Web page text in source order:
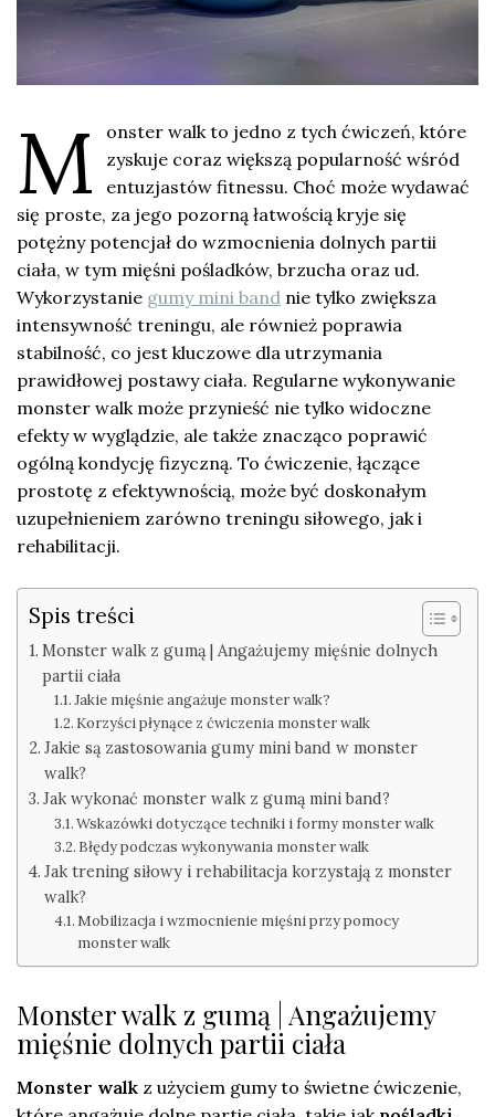
M
onster walk to jedno z tych ćwiczeń, które
zyskuje coraz większą popularność wśród
entuzjastów fitnessu. Choć może wydawać
się proste, za jego pozorną łatwością kryje się
potężny potencjał do wzmocnienia dolnych partii
ciała, w tym mięśni pośladków, brzucha oraz ud.
Wykorzystanie gumy mini band nie tylko zwiększa
intensywność treningu, ale również poprawia
stabilność, co jest kluczowe dla utrzymania
prawidłowej postawy ciała. Regularne wykonywanie
monster walk może przynieść nie tylko widoczne
efekty w wyglądzie, ale także znacząco poprawić
ogólną kondycję fizyczną. To ćwiczenie, łączące
prostotę z efektywnością, może być doskonałym
uzupełnieniem zarówno treningu siłowego, jak i
rehabilitacji.
Spis treści
Monster walk z gumą | Angażujemy mięśnie dolnych
partii ciała
Jakie mięśnie angażuje monster walk?
Korzyści płynące z ćwiczenia monster walk
Jakie są zastosowania gumy mini band w monster
walk?
Jak wykonać monster walk z gumą mini band?
Wskazówki dotyczące techniki i formy monster walk
Błędy podczas wykonywania monster walk
Jak trening siłowy i rehabilitacja korzystają z monster
walk?
Mobilizacja i wzmocnienie mięśni przy pomocy
monster walk
Monster walk z gumą | Angażujemy
mięśnie dolnych partii ciała
Monster walk z użyciem gumy to świetne ćwiczenie,